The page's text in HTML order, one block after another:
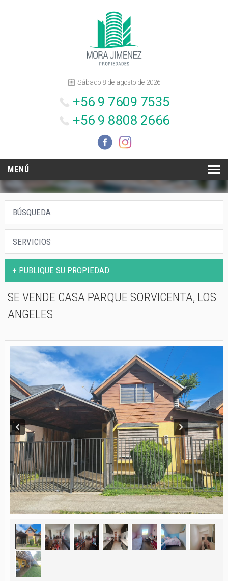
Sábado 8 de agosto de 2026
+56 9 7609 7535
+56 9 8808 2666
MENÚ
INICIO
NOSOTROS
SERVICIOS
BÚSQUEDA
SERVICIOS
+ PUBLIQUE SU PROPIEDAD
SE VENDE CASA PARQUE SORVICENTA, LOS
ANGELES
Prev Next